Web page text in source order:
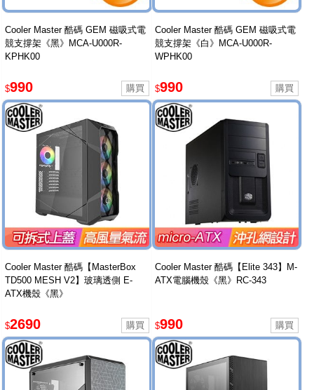
Cooler Master 酷碼 GEM 磁吸式電
競支撐架《黑》MCA-U000R-
KPHK00
$990
Cooler Master 酷碼 GEM 磁吸式電
競支撐架《白》MCA-U000R-
WPHK00
$990
Cooler Master 酷碼【MasterBox
TD500 MESH V2】玻璃透側 E-
ATX機殼《黑》
$2690
Cooler Master 酷碼【Elite 343】M-
ATX電腦機殼《黑》RC-343
$990